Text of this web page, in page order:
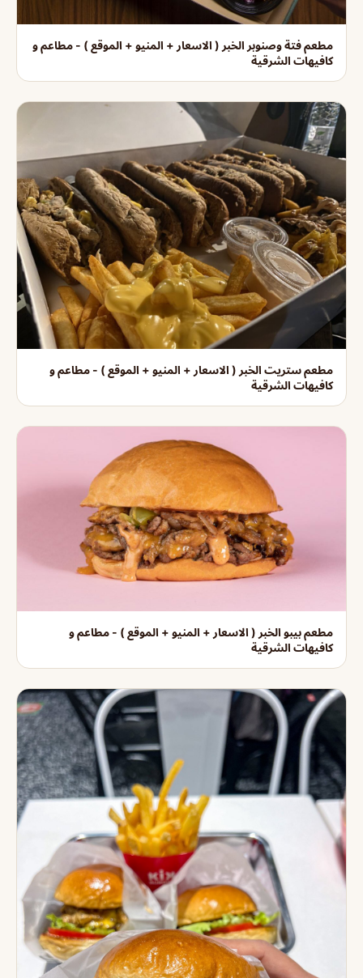
مطعم فتة وصنوبر الخبر ( الاسعار + المنيو + الموقع ) - مطاعم و
كافيهات الشرقية
مطعم ستريت الخبر ( الاسعار + المنيو + الموقع ) - مطاعم و
كافيهات الشرقية
مطعم بيبو الخبر ( الاسعار + المنيو + الموقع ) - مطاعم و
كافيهات الشرقية